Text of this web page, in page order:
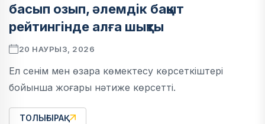
басып озып, әлемдік бақыт
рейтингінде алға шықты
20 НАУРЫЗ, 2026
Ел сенім мен өзара көмектесу көрсеткіштері
бойынша жоғары нәтиже көрсетті.
ТОЛЫҒЫРАҚ